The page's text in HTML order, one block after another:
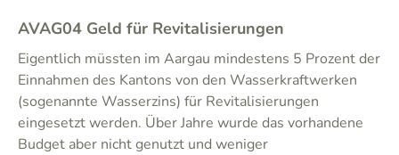
AVAG04 Geld für Revitalisierungen
Eigentlich müssten im Aargau mindestens 5 Prozent der
Einnahmen des Kantons von den Wasserkraftwerken
(sogenannte Wasserzins) für Revitalisierungen
eingesetzt werden. Über Jahre wurde das vorhandene
Budget aber nicht genutzt und weniger